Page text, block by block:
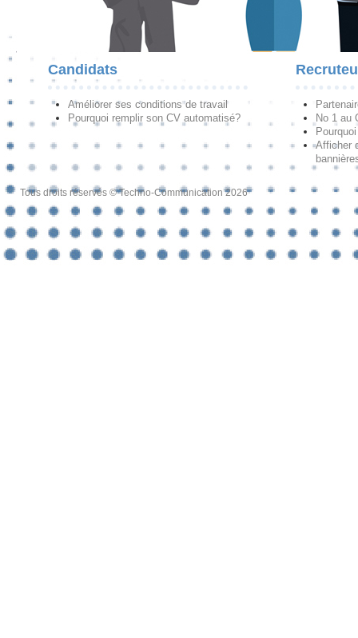
Candidats
Améliorer ses conditions de travail
Pourquoi remplir son CV automatisé?
No 1 au
Afficher
Tous droits réservés © Techno-Communication 2026